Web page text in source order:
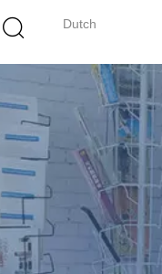
Dutch